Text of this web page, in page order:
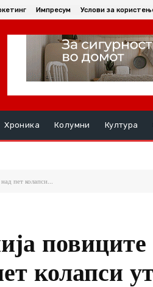
Импресум Услови за
Хроника Колумни Култура
комарци во Скопје
пет колапси...
колапси